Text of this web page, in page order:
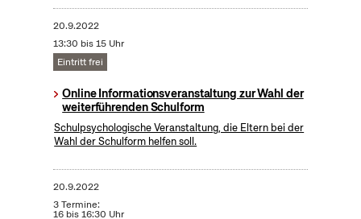
20.9.2022
13:30 bis 15 Uhr
Eintritt frei
Online Informationsveranstaltung zur Wahl der
weiterführenden Schulform
Schulpsychologische Veranstaltung, die Eltern bei der
Wahl der Schulform helfen soll.
20.9.2022
3 Termine:
16 bis 16:30 Uhr